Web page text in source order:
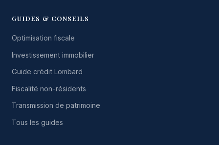
GUIDES & CONSEILS
Optimisation fiscale
Investissement immobilier
Guide crédit Lombard
Fiscalité non-résidents
Transmission de patrimoine
Tous les guides